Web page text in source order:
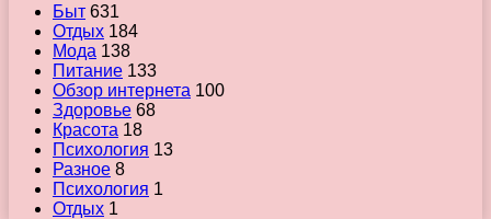
Быт 631
Отдых 184
Мода 138
Питание 133
Обзор интернета 100
Здоровье 68
Красота 18
Психология 13
Разное 8
Психология 1
Отдых 1